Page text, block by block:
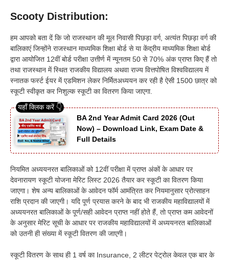
Scooty Distribution:
हम आपको बता दें कि जो राजस्थान की मूल निवासी पिछड़ा वर्ग, अत्यंत पिछड़ा वर्ग की
बालिकाएं जिन्होंने राजस्थान माध्यमिक शिक्षा बोर्ड से या केंद्रीय माध्यमिक शिक्षा बोर्ड
द्वारा आयोजित 12वीं बोर्ड परीक्षा उत्तीर्ण में न्यूनतम 50 से 70% अंक प्राप्त किए हैं तो
तथा राजस्थान में स्थित राजकीय विद्यालय अथवा राज्य वित्तपोषित विश्वविद्यालय में
स्नातक फर्स्ट ईयर में एडमिशन लेकर निर्मितअध्ययन कर रही है ऐसी 1500 छात्र को
स्कूटी स्वीकृत कर निशुल्क स्कूटी का वितरण किया जाएगा.
BA 2nd Year Admit Card 2026 (Out
Now) – Download Link, Exam Date &
Full Details
नियमित अध्ययनरत बालिकाओं को 12वीं परीक्षा में प्राप्त अंकों के आधार पर
देवनारायण स्कूटी योजना मेरिट लिस्ट 2026 तैयार कर स्कूटी का वितरण किया
जाएगा। शेष अन्य बालिकाओं के आवेदन फॉर्म आमंत्रित कर नियमानुसार प्रोत्साहन
राशि प्रदान की जाएगी। यदि पूर्ण प्रयास करने के बाद भी राजकीय महाविद्यालयों में
अध्ययनरत बालिकाओं के पूर्ण/सही आवेदन प्राप्त नहीं होते हैं, तो प्राप्त कम आवेदनों
के अनुसार मेरिट सूची के आधार पर राजकीय महाविद्यालयों में अध्ययनरत बालिकाओं
को उतनी ही संख्या में स्कूटी वितरण की जाएगी।
स्कूटी वितरण के साथ ही 1 वर्ष का Insurance, 2 लीटर पेट्रोल केवल एक बार के